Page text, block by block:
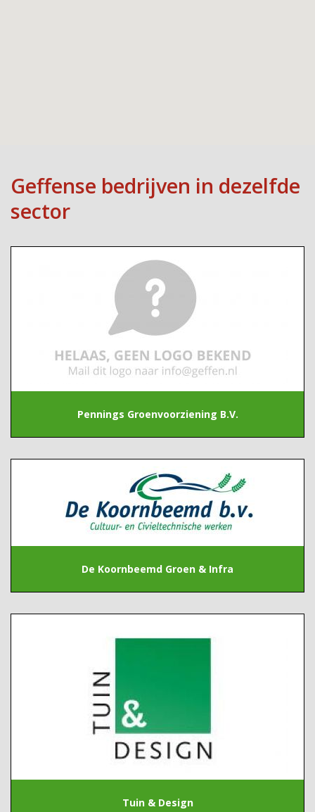
Geffense bedrijven in dezelfde
sector
Pennings Groenvoorziening B.V.
De Koornbeemd Groen & Infra
Tuin & Design